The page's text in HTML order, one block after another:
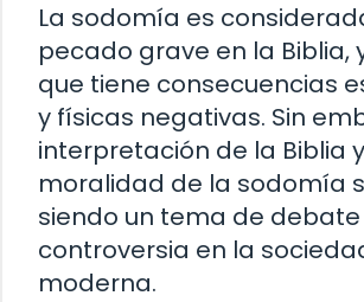
La sodomía es
pecado grave en la Biblia,
que tiene consecuencias
y físicas negativas. Sin
interpretación de la Biblia
moralidad de la sodomía
siendo un tema de debate
controversia en la
moderna.